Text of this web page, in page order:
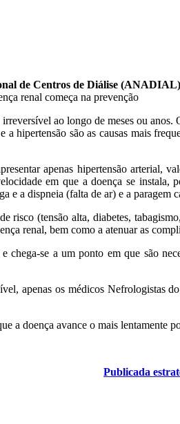
de Centros de Diálise
ao longo de meses ou anos.
são as causas mais
apenas hipertensão ar­terial,
em que a doença se instala,
e a disp­neia (falta de ar) e a paragem
(tensão alta, diabetes,
renal, bem como a atenuar as
chega-se a um ponto em que são
apenas os médicos Nefrologis­tas
a doença avance o mais len­tamente
Publicada